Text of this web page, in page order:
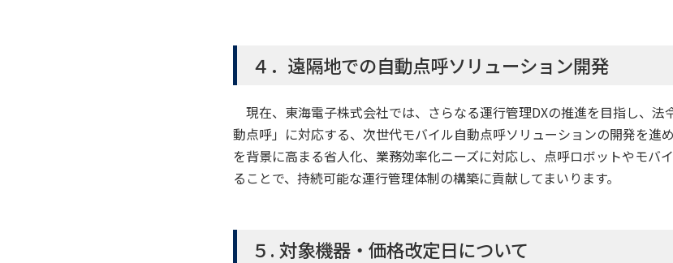
４．遠隔地での自動点呼ソリューション開発
現在、東海電子株式会社では、さらなる運行管理DXの推進を目指し、法
動点呼」に対応する、次世代モバイル自動点呼ソリューションの開発を進
を背景に高まる省人化、業務効率化ニーズに対応し、点呼ロボットやモバ
ることで、持続可能な運行管理体制の構築に貢献してまいります。
５. 対象機器・価格改定日について